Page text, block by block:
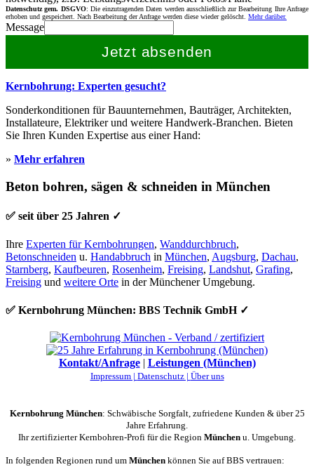
Datenschutz gem. DSGVO: Die einzutragenden Daten werden ausschließlich zur Bearbeitung Ihre Anfrage
erhoben und gespeichert. Nach Bearbeitung der Anfrage werden diese wieder gelöscht. Mehr darüber.
Message
Jetzt absenden
Kernbohrung: Experten gesucht?
Sonderkonditionen für Bauunternehmen, Bauträger, Architekten,
Installateure, Elektriker und weitere Handwerk-Branchen. Bieten
Sie Ihren Kunden Expertise aus einer Hand:
» Mehr erfahren
Beton bohren, sägen & schneiden in München
✅ seit über 25 Jahren ✓
Ihre Experten für Kernbohrungen, Wanddurchbruch,
Betonschneiden u. Handabbruch in München, Augsburg, Dachau,
Starnberg, Kaufbeuren, Rosenheim, Freising, Landshut, Grafing,
Freising und weitere Orte in der Münchener Umgebung.
✅ Kernbohrung München: BBS Technik GmbH ✓
Kontakt/Anfrage| Leistungen (München)
Impressum | Datenschutz | Über uns
Kernbohrung München: Schwäbische Sorgfalt, zufriedene Kunden & über 25
Jahre Erfahrung.
Ihr zertifizierter Kernbohren-Profi für die Region München u. Umgebung.
In folgenden Regionen rund um München können Sie auf BBS vertrauen: